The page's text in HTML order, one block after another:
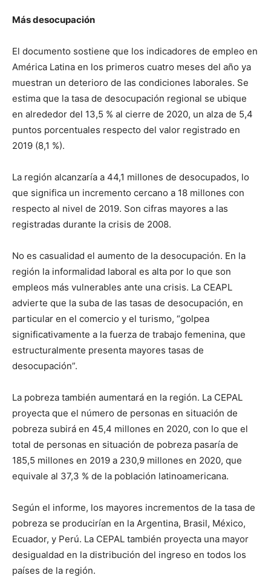
Más desocupación
El documento sostiene que los indicadores de empleo en
América Latina en los primeros cuatro meses del año ya
muestran un deterioro de las condiciones laborales. Se
estima que la tasa de desocupación regional se ubique
en alrededor del 13,5 % al cierre de 2020, un alza de 5,4
puntos porcentuales respecto del valor registrado en
2019 (8,1 %).
La región alcanzaría a 44,1 millones de desocupados, lo
que significa un incremento cercano a 18 millones con
respecto al nivel de 2019. Son cifras mayores a las
registradas durante la crisis de 2008.
No es casualidad el aumento de la desocupación. En la
región la informalidad laboral es alta por lo que son
empleos más vulnerables ante una crisis. La CEAPL
advierte que la suba de las tasas de desocupación, en
particular en el comercio y el turismo, “golpea
significativamente a la fuerza de trabajo femenina, que
estructuralmente presenta mayores tasas de
desocupación”.
La pobreza también aumentará en la región. La CEPAL
proyecta que el número de personas en situación de
pobreza subirá en 45,4 millones en 2020, con lo que el
total de personas en situación de pobreza pasaría de
185,5 millones en 2019 a 230,9 millones en 2020, que
equivale al 37,3 % de la población latinoamericana.
Según el informe, los mayores incrementos de la tasa de
pobreza se producirían en la Argentina, Brasil, México,
Ecuador, y Perú. La CEPAL también proyecta una mayor
desigualdad en la distribución del ingreso en todos los
países de la región.